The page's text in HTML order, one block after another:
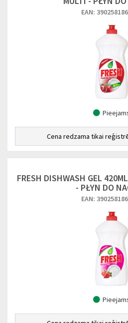
EAN:
Cena redzama tikai
FRESH DISHWASH GEL
- PŁYN DO
EAN: